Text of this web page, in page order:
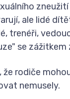
ale lidé
trenéři,
se zážitkem
že rodiče
nemusely.